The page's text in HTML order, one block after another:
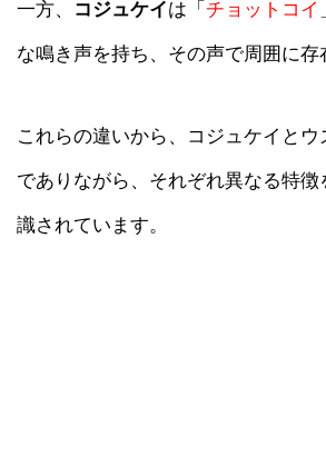
一方、 コジュケイは「 チョットコイ
な鳴き声を持ち、その声で周囲に存
これらの違いから、コジュケイと
でありながら、それぞれ異なる特
識されています。